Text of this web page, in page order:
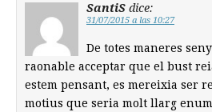
SantiS dice:
31/07/2015 a las 10:27
De totes maneres
raonable acceptar que el bust
estem pensant, es mereixia ser
motius que seria molt llarg